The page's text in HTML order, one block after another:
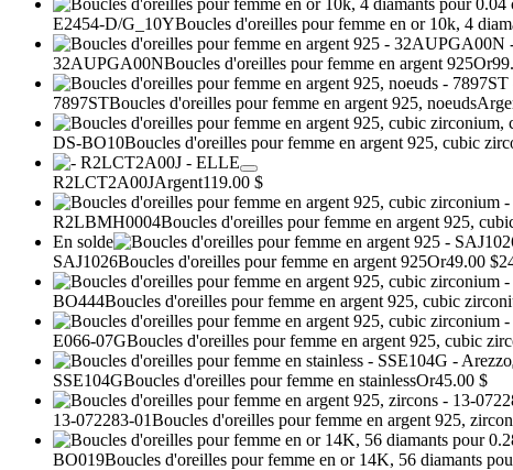
E2454-D/G_10YBoucles d'oreilles pour femme en or 10k, 4
32AUPGA00NBoucles d'oreilles pour femme en argent 925Or
7897STBoucles d'oreilles pour femme en argent 925, noeuds
DS-BO10Boucles d'oreilles pour femme en argent 925, cubic
R2LCT2A00JArgent119.00 $
R2LBMH0004Boucles d'oreilles pour femme en argent 925,
En solde
SAJ1026Boucles d'oreilles pour femme en argent 925Or49.00 $
BO444Boucles d'oreilles pour femme en argent 925, cubic
E066-07GBoucles d'oreilles pour femme en argent 925, cubic
SSE104GBoucles d'oreilles pour femme en stainlessOr45.00 $
13-072283-01Boucles d'oreilles pour femme en argent 925,
BO019Boucles d'oreilles pour femme en or 14K, 56 diamants